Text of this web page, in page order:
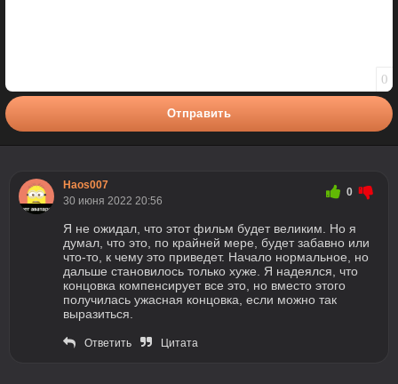
0
Отправить
Haos007
30 июня 2022 20:56
0
Я не ожидал, что этот фильм будет великим. Но я
думал, что это, по крайней мере, будет забавно или
что-то, к чему это приведет. Начало нормальное, но
дальше становилось только хуже. Я надеялся, что
концовка компенсирует все это, но вместо этого
получилась ужасная концовка, если можно так
выразиться.
Ответить Цитата